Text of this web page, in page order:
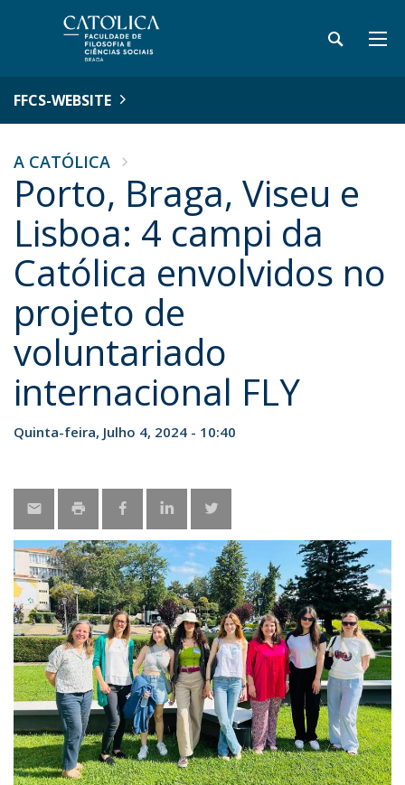
FFCS-WEBSITE
A CATÓLICA
Porto, Braga, Viseu e
Lisboa: 4 campi da
Católica envolvidos no
projeto de
voluntariado
internacional FLY
Quinta-feira, Julho 4, 2024 - 10:40